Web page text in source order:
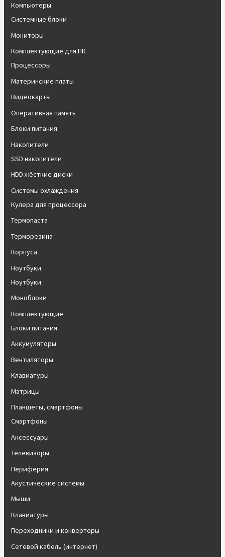
Компьютеры
Системные блоки
Мониторы
Комплектующие для ПК
Процессоры
Материнские платы
Видеокарты
Оперативная память
Блоки питания
Накопители
SSD накопители
HDD жёсткие диски
Системы охлаждения
Кулера для процессора
Термопаста
Терморезина
Корпуса
Ноутбуки
Ноутбуки
Моноблоки
Комплектующие
Блоки питания
Аккумуляторы
Вентиляторы
Клавиатуры
Матрицы
Планшеты, смартфоны
Смартфоны
Аксессуары
Телевизоры
Периферия
Акустические системы
Мыши
Клавиатуры
Переходники и конверторы
Сетевой кабель (интернет)